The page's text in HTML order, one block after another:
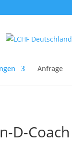
Anfrage
D-Coach